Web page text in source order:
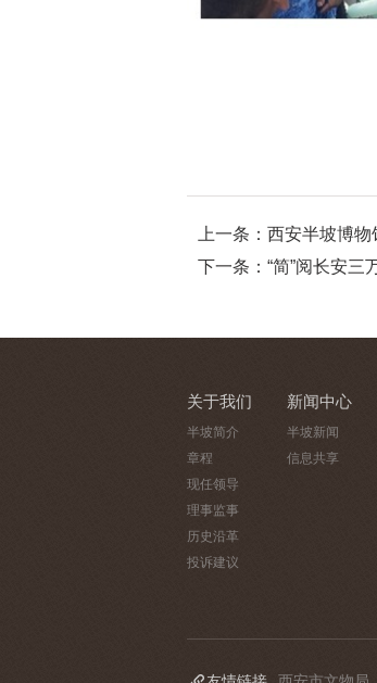
上一条：西安半坡博
下一条：​“简”阅长安三
关于我们
半坡简介
章程
现任领导
理事监事
历史沿革
投诉建议
新闻中心
半坡新闻
信息共享